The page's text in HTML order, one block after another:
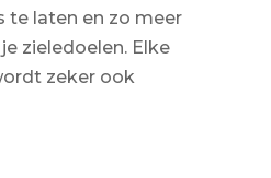
te laten en zo meer
zieledoelen. Elke
zeker ook